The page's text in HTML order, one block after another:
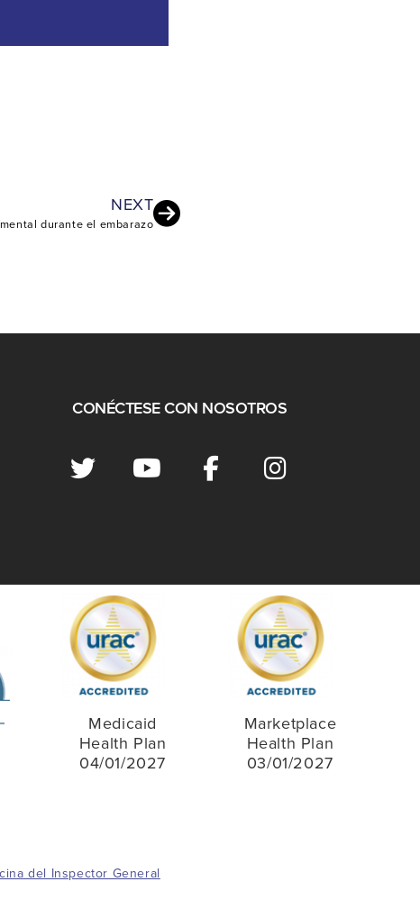
NEXT
durante el embarazo
CONÉCTESE CON NOSOTROS
Medicaid
Health Plan
04/01/2027
Marketplace
Health Plan
03/01/2027
del Inspector General